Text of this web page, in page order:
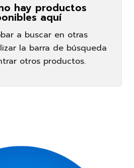
hay productos
aquí
a buscar en otras
la barra de búsqueda
otros productos.